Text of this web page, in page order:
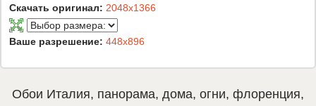
Скачать оригинал: 2048x1366
Ваше разрешение: 448x896
Обои Италия, панорама, дома, огни, флоренция,